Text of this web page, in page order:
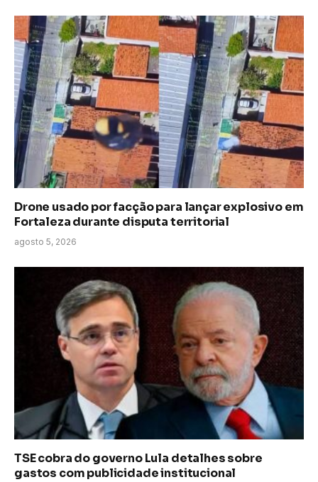
Drone usado por facção para lançar explosivo em
Fortaleza durante disputa territorial
agosto 5, 2026
TSE cobra do governo Lula detalhes sobre
gastos com publicidade institucional